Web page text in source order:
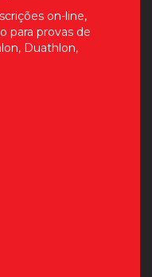
on-line,
para provas de
Duathlon,